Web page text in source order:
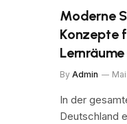
Moderne
Konzepte
By Admin
In der
Deutschland